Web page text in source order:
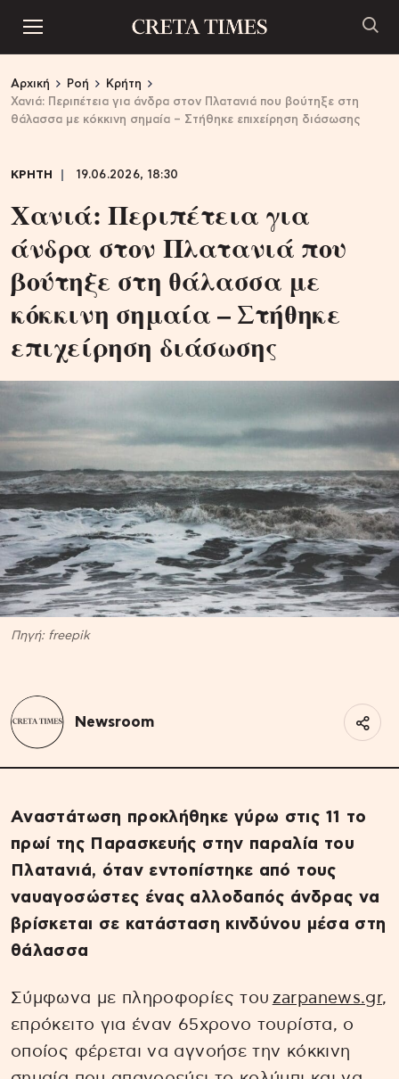
Αρχική Ροή
Κρήτη
Χανιά: Περιπέτεια για άνδρα στον Πλατανιά που βούτηξε στη
θάλασσα με κόκκινη σημαία – Στήθηκε επιχείρηση διάσωσης
ΚΡΗΤΗ 19.06.2026, 18:30
Χανιά: Περιπέτεια για
άνδρα στον Πλατανιά που
βούτηξε στη θάλασσα με
κόκκινη σημαία – Στήθηκε
επιχείρηση διάσωσης
Πηγή: freepik
Newsroom
Αναστάτωση προκλήθηκε γύρω στις 11 το
πρωί της Παρασκευής στην παραλία του
Πλατανιά, όταν εντοπίστηκε από τους
ναυαγοσώστες ένας αλλοδαπός άνδρας να
βρίσκεται σε κατάσταση κινδύνου μέσα στη
θάλασσα
Σύμφωνα με πληροφορίες του zarpanews.gr,
επρόκειτο για έναν 65χρονο τουρίστα, ο
οποίος φέρεται να αγνοήσε την κόκκινη